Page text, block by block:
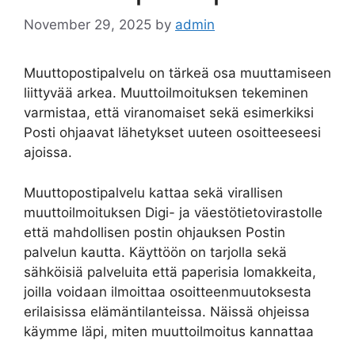
November 29, 2025 by admin
Muuttopostipalvelu on tärkeä osa muuttamiseen
liittyvää arkea. Muuttoilmoituksen tekeminen
varmistaa, että viranomaiset sekä esimerkiksi
Posti ohjaavat lähetykset uuteen osoitteeseesi
ajoissa.
Muuttopostipalvelu kattaa sekä virallisen
muuttoilmoituksen Digi- ja väestötietovirastolle
että mahdollisen postin ohjauksen Postin
palvelun kautta. Käyttöön on tarjolla sekä
sähköisiä palveluita että paperisia lomakkeita,
joilla voidaan ilmoittaa osoitteenmuutoksesta
erilaisissa elämäntilanteissa. Näissä ohjeissa
käymme läpi, miten muuttoilmoitus kannattaa